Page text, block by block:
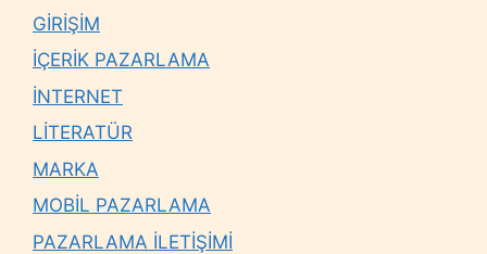
GİRİŞİM
İÇERİK PAZARLAMA
İNTERNET
LİTERATÜR
MARKA
MOBİL PAZARLAMA
PAZARLAMA İLETİŞİMİ